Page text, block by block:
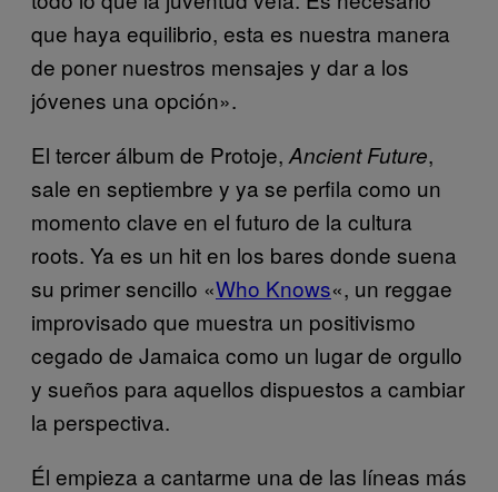
que haya equilibrio, esta es nuestra manera
de poner nuestros mensajes y dar a los
jóvenes una opción».
El tercer álbum de Protoje, Ancient Future,
sale en septiembre y ya se perfila como un
momento clave en el futuro de la cultura
roots. Ya es un hit en los bares donde suena
su primer sencillo «Who Knows«, un reggae
improvisado que muestra un positivismo
cegado de Jamaica como un lugar de orgullo
y sueños para aquellos dispuestos a cambiar
la perspectiva.
Él empieza a cantarme una de las líneas más